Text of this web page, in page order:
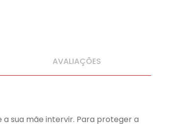
AVALIAÇÕES
a sua mãe intervir. Para proteger a